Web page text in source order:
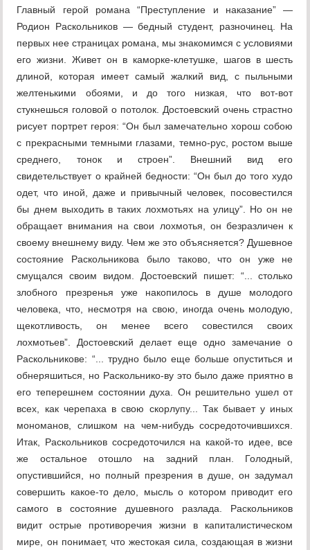
Главный герой романа “Преступление и наказание” —
Родион Раскольников — бедный студент, разночинец. На
первых нее страницах романа, мы знакомимся с условиями
его жизни. Живет он в каморке-клетушке, шагов в шесть
длиной, которая имеет самый жалкий вид, с пыльными
желтенькими обоями, и до того низкая, что вот-вот
стукнешься головой о потолок. Достоевский очень страстно
рисует портрет героя: “Он был замечательно хорош собою
с прекрасными темными глазами, темно-рус, ростом выше
среднего, тонок и строен”. Внешний вид его
свидетельствует о крайней бедности: “Он был до того худо
одет, что иной, даже и привычный человек, посовестился
бы днем выходить в таких лохмотьях на улицу”. Но он не
обращает внимания на свои лохмотья, он безразличен к
своему внешнему виду. Чем же это объясняется? Душевное
состояние Раскольникова было таково, что он уже не
смущался своим видом. Достоевский пишет: “... столько
злобного презренья уже накопилось в душе молодого
человека, что, несмотря на свою, иногда очень молодую,
щекотливость, он менее всего совестился своих
лохмотьев”. Достоевский делает еще одно замечание о
Раскольникове: “... трудно было еще больше опуститься и
обнеряшиться, но Раскольнико-ву это было даже приятно в
его теперешнем состоянии духа. Он решительно ушел от
всех, как черепаха в свою скорлупу... Так бывает у иных
мономанов, слишком на чем-нибудь сосредоточившихся.
Итак, Раскольников сосредоточился на какой-то идее, все
же остальное отошло на задний план. Голодный,
опустившийся, но полный презрения в душе, он задумал
совершить какое-то дело, мысль о котором приводит его
самого в состояние душевного разлада. Раскольников
видит острые противоречия жизни в капиталистическом
мире, он понимает, что жестокая сила, создающая в жизни